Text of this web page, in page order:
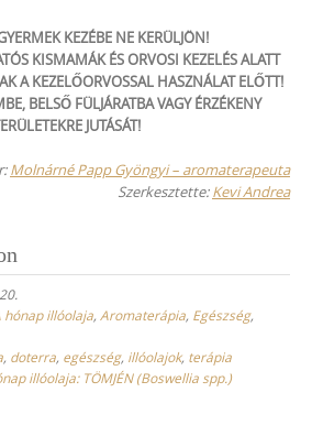
KEZÉBE NE KERÜLJÖN!
KISMAMÁK ÉS ORVOSI KEZELÉS ALATT
A KEZELŐORVOSSAL HASZNÁLAT ELŐTT!
BELSŐ FÜLJÁRATBA VAGY ÉRZÉKENY
JUTÁSÁT!
Molnárné Papp Gyöngyi – aromaterapeuta
Szerkesztette:Kevi Andrea
hónap illóolaja, Aromaterápia, Egészség,
, doterra, egészség, illóolajok, terápia
illóolaja: TÖMJÉN (Boswellia spp.)